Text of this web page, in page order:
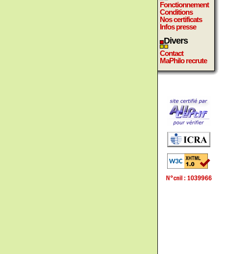
Fonctionnement
Conditions
Nos certificats
Infos presse
Divers
Contact
MaPhilo recrute